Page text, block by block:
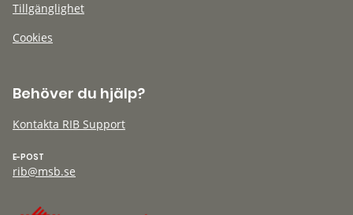
Tillgänglighet
Cookies
Behöver du hjälp?
Kontakta RIB Support
E-POST
rib@msb.se